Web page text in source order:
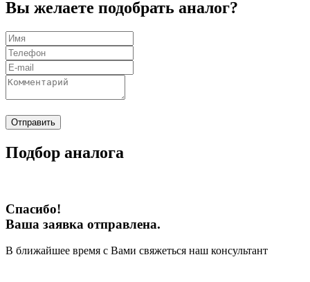
Вы желаете подобрать аналог?
Отправить
Подбор аналога
Спасибо!
Ваша заявка отправлена.
В ближайшее время с Вами свяжеться наш консультант